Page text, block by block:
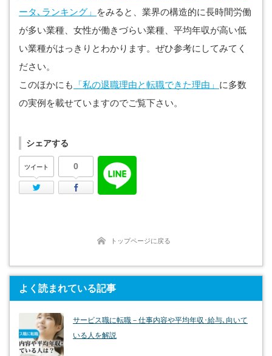
ータ､ランキング」
をみると、業界の構造的に長時間労働
が多い業種、女性が働きづらい業種、平均年収が高い低
い業種がはっきりとわかります。ぜひ参考にしてみてく
ださい。
このほかにも
「私の退職理由と転職できた理由」 に多数
の実例を載せていますのでご覧下さい。
シェアする
ツイート
Twitter
0
Facebook
トップページに戻る
よく読まれている記事
サービス職に転職－仕事内容や平均年収･給与､向いて
いる人を解説